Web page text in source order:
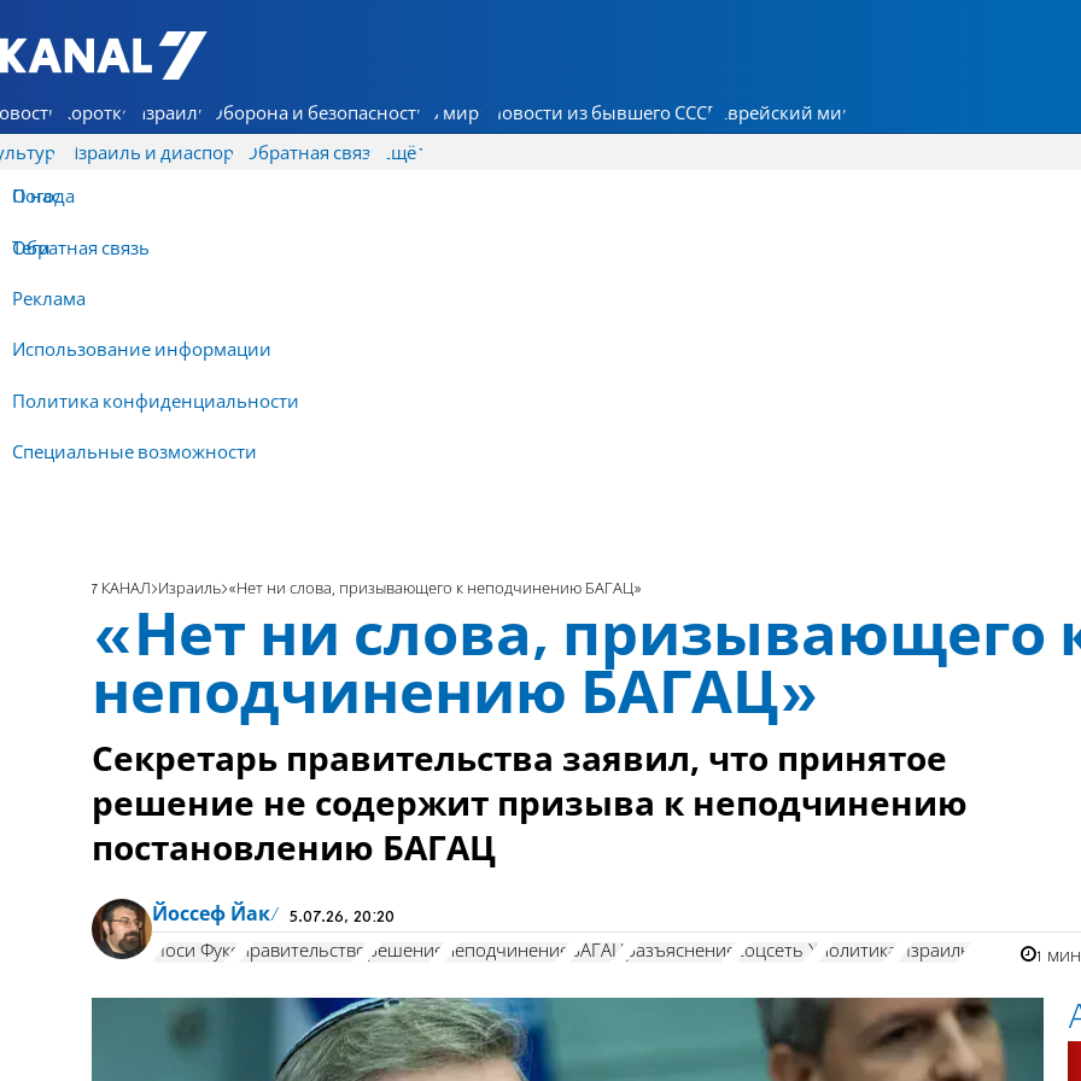
7 КАНАЛ - Аруц Шева
Коротко Израиль Оборона и безопасность В мире Новости из бывшего СССР Еврейский мир
Израиль и диаспора Обратная связь
О нас
Обратная связь
Реклама
Использование информации
Политика конфиденциальности
Специальные возможности
Ещё
Погода
Теги
7 КАНАЛ Израиль «Нет ни слова, призывающего к неподчинению БАГАЦ»
«Нет ни слова, призывающего
неподчинению БАГАЦ»
Секретарь правительства заявил, что принятое
решение не содержит призыва к неподчинению
постановлению БАГАЦ
Йоссеф Йак 5.07.26, 20:20
Йоси Фукс правительство решение неподчинение БАГАЦ разъяснение соцсеть Х политика Израиль 1